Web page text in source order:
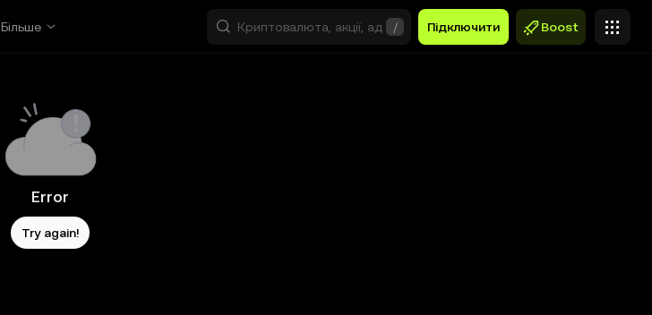
Більше / Підключити Boost
Error
Try again!